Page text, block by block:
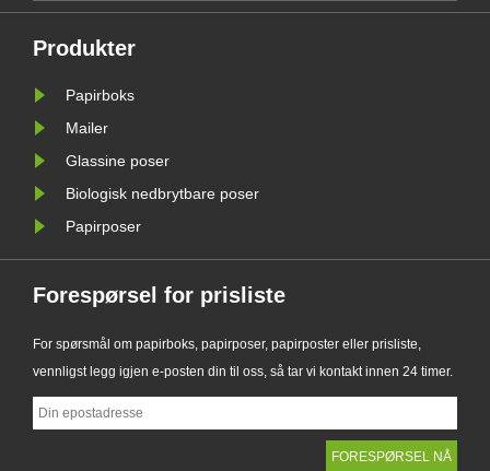
Paper Bag-serie. Designet som et
Produkter
Papirboks
Mailer
Glassine poser
Biologisk nedbrytbare poser
Papirposer
Forespørsel for prisliste
For spørsmål om papirboks, papirposer, papirposter eller prisliste,
vennligst legg igjen e-posten din til oss, så tar vi kontakt innen 24 timer.